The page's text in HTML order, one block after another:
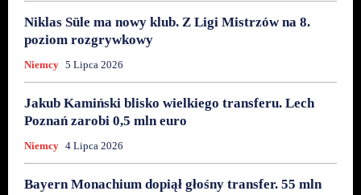
Niklas Süle ma nowy klub. Z Ligi Mistrzów na 8.
poziom rozgrywkowy
Niemcy 5 Lipca 2026
Jakub Kamiński blisko wielkiego transferu. Lech
Poznań zarobi 0,5 mln euro
Niemcy 4 Lipca 2026
Bayern Monachium dopiął głośny transfer. 55 mln